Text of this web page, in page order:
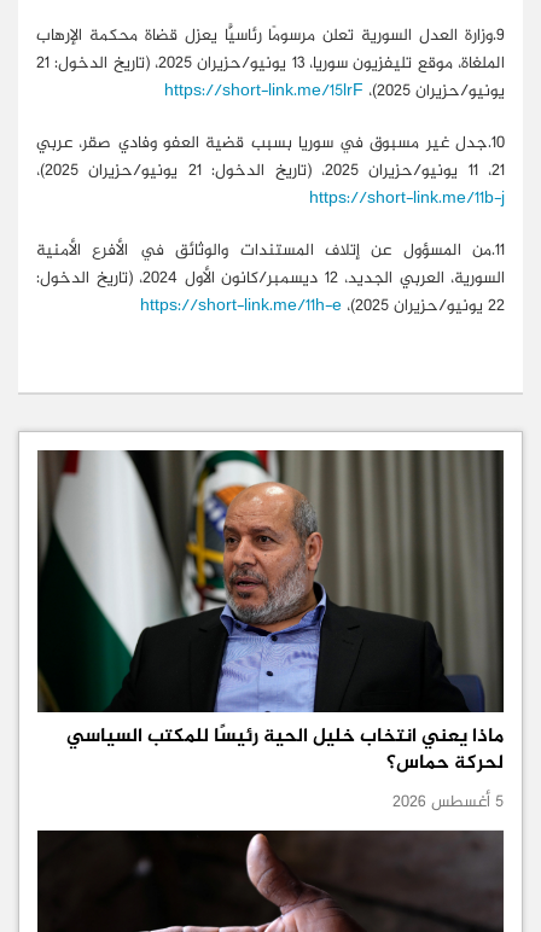
9.وزارة العدل السورية تعلن مرسومًا رئاسيًّا يعزل قضاة محكمة الإرهاب
الملغاة، موقع تليفزيون سوريا، 13 يونيو/حزيران 2025، (تاريخ الدخول: 21
يونيو/حزيران 2025)،
https://short-link.me/15lrF
10.جدل غير مسبوق في سوريا بسبب قضية العفو وفادي صقر، عربي
21، 11 يونيو/حزيران 2025، (تاريخ الدخول: 21 يونيو/حزيران 2025)،
https://short-link.me/11b-j
11.من المسؤول عن إتلاف المستندات والوثائق في الأفرع الأمنية
السورية، العربي الجديد، 12 ديسمبر/كانون الأول 2024، (تاريخ الدخول:
22 يونيو/حزيران 2025)،
https://short-link.me/11h-e
ماذا يعني انتخاب خليل الحية رئيسًا للمكتب السياسي
لحركة حماس؟
5 أغسطس 2026